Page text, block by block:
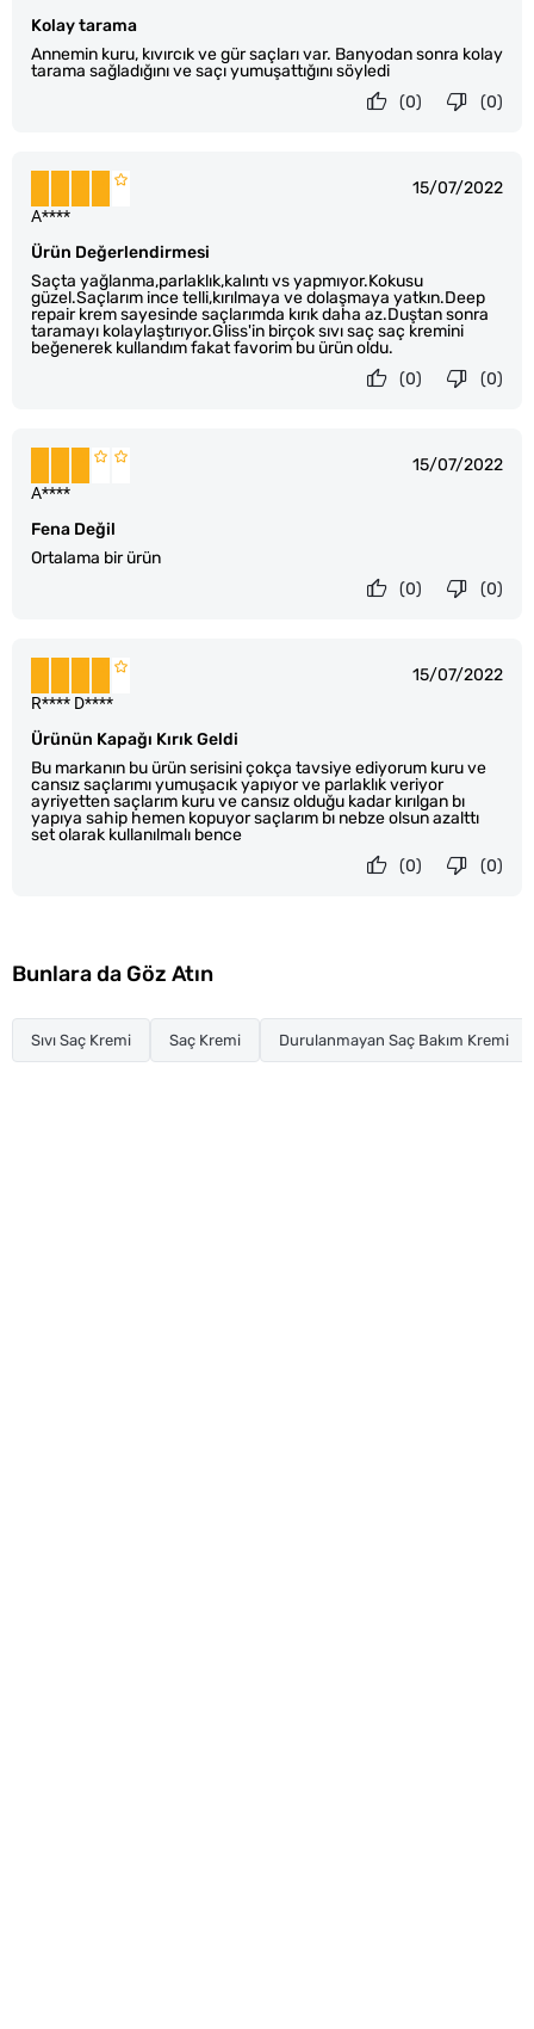
Kolay tarama
Annemin kuru, kıvırcık ve gür saçları var. Banyodan sonra kolay
tarama sağladığını ve saçı yumuşattığını söyledi
(0)
(0)
15/07/2022
Ürün Değerlendirmesi
Saçta yağlanma,parlaklık,kalıntı vs yapmıyor.Kokusu
güzel.Saçlarım ince telli,kırılmaya ve dolaşmaya yatkın.Deep
repair krem sayesinde saçlarımda kırık daha az.Duştan sonra
taramayı kolaylaştırıyor.Gliss'in birçok sıvı saç saç kremini
beğenerek kullandım fakat favorim bu ürün oldu.
A****
(0)
(0)
15/07/2022
Fena Değil
Ortalama bir ürün
A****
(0)
(0)
15/07/2022
Ürünün Kapağı Kırık Geldi
Bu markanın bu ürün serisini çokça tavsiye ediyorum kuru ve
cansız saçlarımı yumuşacık yapıyor ve parlaklık veriyor
ayriyetten saçlarım kuru ve cansız olduğu kadar kırılgan bı
yapıya sahip hemen kopuyor saçlarım bı nebze olsun azalttı
set olarak kullanılmalı bence
R**** D****
(0)
(0)
Bunlara da Göz Atın
Sıvı Saç Kremi Saç Kremi Durulanmayan Saç Bakım Kremi